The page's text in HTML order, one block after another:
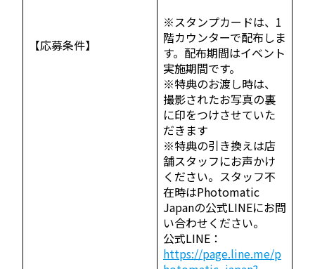
【応募条件】
※スタンプカードは、1
階カウンターで配布しま
す。配布期間はイベント
実施期間です。
※特典のお渡し時は、
撮影されたお写真の裏
に印をつけさせていた
だきます
※特典の引き換えは店
舗スタッフにお声かけ
ください。スタッフ不
在時はPhotomatic
Japanの公式LINEにお問
い合わせください。
公式LINE：
https://page.line.me/p